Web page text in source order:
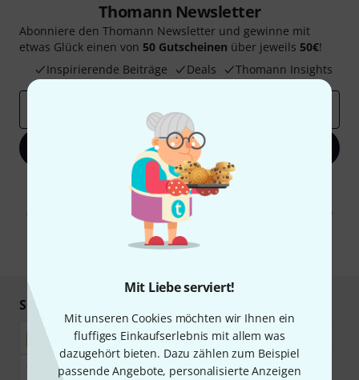
Mit Liebe serviert!
Mit unseren Cookies möchten wir Ihnen ein
fluffiges Einkaufserlebnis mit allem was
dazugehört bieten. Dazu zählen zum Beispiel
passende Angebote, personalisierte Anzeigen
Thomann Newsletter
Abonniere den Thomann Newsletter und gewinne mit
etwas Glück einen von 50 Gutscheinen über jeweils 50€!
Inspirierende Beiträge
Deals Thomann Insights
Jetzt anmelden
Mit Klick auf „Jetzt anmelden“ stimmen Sie dem Erhalt von E-Mail-
Werbung und einer Messung des E-Mail-Nutzungsverhaltens zu. Die
Abmeldung ist jederzeit möglich. Weitere Informationen finden Sie in
unserenDatenschutzhinweisen
* Pflichtfeld
Sicher einkaufen & bezahlen